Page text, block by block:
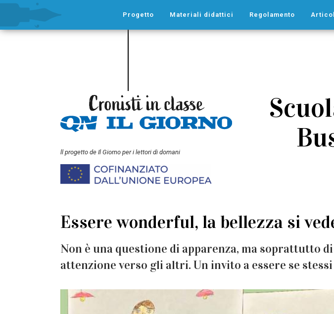
Progetto Materiali didattici Regolamento
ll progetto de Il Giorno per i lettori di domani
Essere wonderful, la bellezza si
Non è una questione di apparenza, ma soprattutto
attenzione verso gli altri. Un invito a essere se stessi